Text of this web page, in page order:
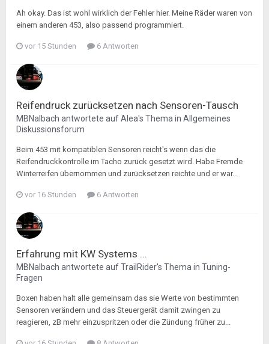
Ah okay. Das ist wohl wirklich der Fehler hier. Meine Räder waren von
einem anderen 453, also passend programmiert.
vor 15 Stunden 6 Antworten
Reifendruck zurücksetzen nach Sensoren-Tausch
MBNalbach antwortete aufAlea's Thema in Allgemeines
Diskussionsforum
Beim 453 mit kompatiblen Sensoren reicht's wenn das die
Reifendruckkontrolle im Tacho zurück gesetzt wird. Habe Fremde
Winterreifen übernommen und zurücksetzen reichte und er war...
vor 16 Stunden 6 Antworten
Erfahrung mit KW Systems ...
MBNalbach antwortete aufTrailRider's Thema in Tuning-
Fragen
Boxen haben halt alle gemeinsam das sie Werte von bestimmten
Sensoren verändern und das Steuergerät damit zwingen zu
reagieren, zB mehr einzuspritzen oder die Zündung früher zu...